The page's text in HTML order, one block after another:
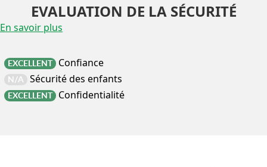
EVALUATION DE LA SÉCURITÉ
En savoir plus
EXCELLENT Confiance
N/A Sécurité des enfants
EXCELLENT Confidentialité